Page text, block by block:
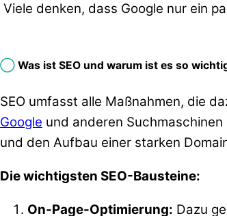
Viele denken, dass Google nur ein
◯ Was ist SEO und warum ist es so
SEO umfasst alle Maßnahmen, die
Google und anderen
und den Aufbau einer starken
Die wichtigsten SEO-Bausteine:
On-Page-Optimierung: Dazu